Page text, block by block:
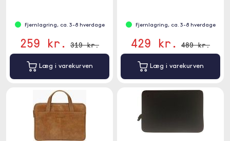
Fjernlagring, ca. 3-8 hverdage
259 kr. 319 kr.
Læg i varekurven
Fjernlagring, ca. 3-8 hverdage
429 kr. 489 kr.
Læg i varekurven